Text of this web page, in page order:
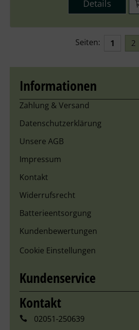
Details
Seiten: 1 2
Informationen
Zahlung & Versand
Datenschutzerklärung
Unsere AGB
Impressum
Kontakt
Widerrufsrecht
Batterieentsorgung
Kundenbewertungen
Cookie Einstellungen
Kundenservice
Kontakt
02051-250639